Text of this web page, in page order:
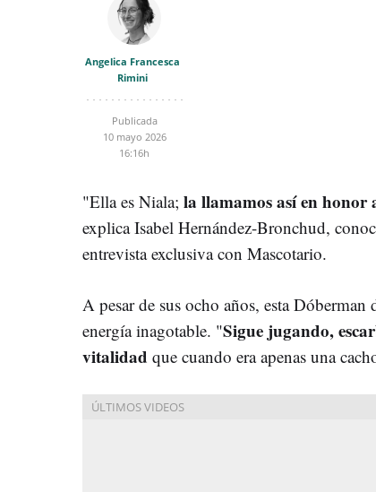
Angelica Francesca
Rimini
Publicada
10 mayo 2026
16:16h
"Ella es Niala; la llamamos así en honor
explica Isabel Hernández-Bronchud,
entrevista exclusiva con Mascotario.
A pesar de sus ocho años, esta
energía inagotable. "Sigue jugando,
vitalidad que cuando era apenas una